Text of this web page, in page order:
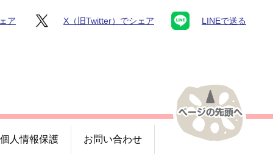
ア X（旧Twitter）でシェア LINEで送る
個人情報保護 お問い合わせ